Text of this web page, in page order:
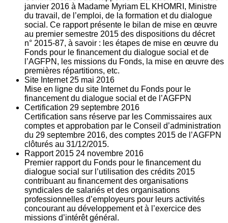
janvier 2016 à Madame Myriam EL KHOMRI, Ministre
du travail, de l’emploi, de la formation et du dialogue
social. Ce rapport présente le bilan de mise en œuvre
au premier semestre 2015 des dispositions du décret
n° 2015-87, à savoir : les étapes de mise en œuvre du
Fonds pour le financement du dialogue social et de
l’AGFPN, les missions du Fonds, la mise en œuvre des
premières répartitions, etc.
Site Internet 25 mai 2016
Mise en ligne du site Internet du Fonds pour le
financement du dialogue social et de l’AGFPN
Certification 29 septembre 2016
Certification sans réserve par les Commissaires aux
comptes et approbation par le Conseil d’administration
du 29 septembre 2016, des comptes 2015 de l’AGFPN
clôturés au 31/12/2015.
Rapport 2015 24 novembre 2016
Premier rapport du Fonds pour le financement du
dialogue social sur l’utilisation des crédits 2015
contribuant au financement des organisations
syndicales de salariés et des organisations
professionnelles d’employeurs pour leurs activités
concourant au développement et à l’exercice des
missions d’intérêt général.